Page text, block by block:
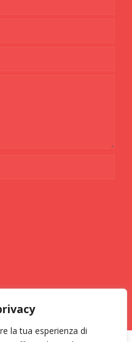
la tua esperienza di